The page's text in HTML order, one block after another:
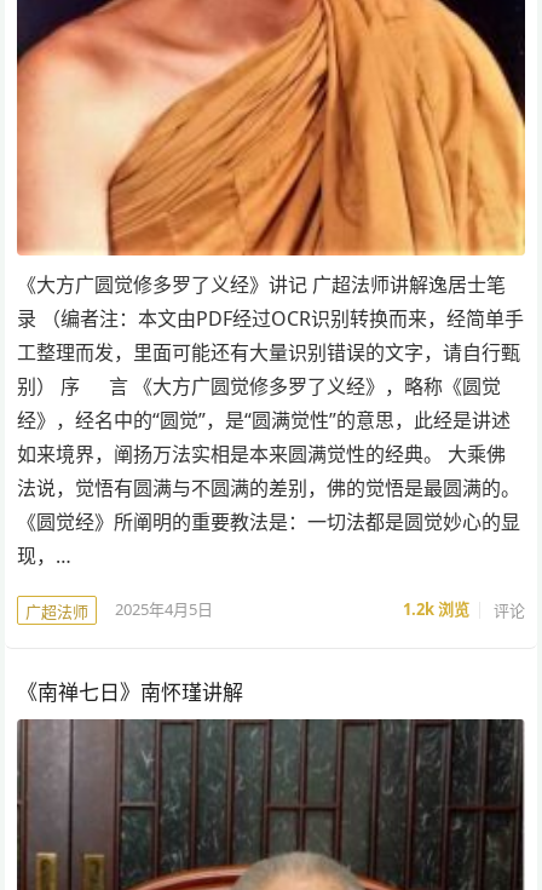
《大方广圆觉修多罗了义经》讲记 广超法师讲解逸居士笔
录 （编者注：本文由PDF经过OCR识别转换而来，经简单手
工整理而发，里面可能还有大量识别错误的文字，请自行甄
别） 序 言 《大方广圆觉修多罗了义经》，略称《圆觉
经》，经名中的“圆觉”，是“圆满觉性”的意思，此经是讲述
如来境界，阐扬万法实相是本来圆满觉性的经典。 大乘佛
法说，觉悟有圆满与不圆满的差别，佛的觉悟是最圆满的。
《圆觉经》所阐明的重要教法是：一切法都是圆觉妙心的显
现，…
广超法师 2025年4月5日 1.2k浏览 评论
《南禅七日》南怀瑾讲解